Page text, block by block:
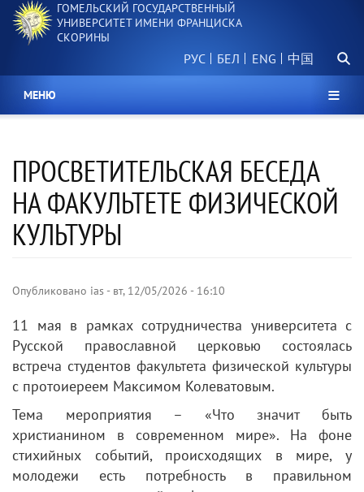
Перейти
основному
ГОМЕЛЬСКИЙ ГОСУДАРСТВЕННЫЙ
УНИВЕРСИТЕТ ИМЕНИ ФРАНЦИСКА
СКОРИНЫ
РУС БЕЛ 中国
МЕНЮ
ПРОСВЕТИТЕЛЬСКАЯ БЕСЕДА
НА ФАКУЛЬТЕТЕ ФИЗИЧЕСКОЙ
КУЛЬТУРЫ
Опубликовано ias - вт, 12/05/2026 - 16:10
11 мая в рамках сотрудничества университета с
Русской православной церковью состоялась
встреча студентов факультета физической культуры
с протоиереем Максимом Колеватовым.
Тема мероприятия – «Что значит быть
христианином в современном мире». На фоне
стихийных событий, происходящих в мире, у
молодежи есть потребность в правильном